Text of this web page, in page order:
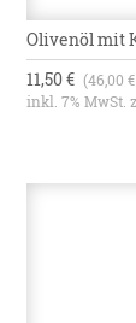
Olivenöl mit
11,50 € (46,00
inkl. 7% MwSt.